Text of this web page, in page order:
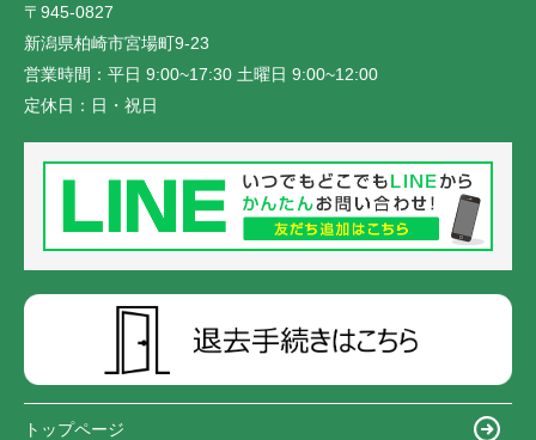
〒945-0827
新潟県柏崎市宮場町9-23
営業時間： 平日 9:00~17:30 土曜日 9:00~12:00
定休日： 日・祝日
トップページ